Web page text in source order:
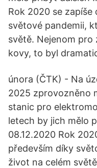
Rok 2020 se
světové pandemii,
světě. Nejenom
kovy, to byl
února (ČTK) - Na
2025 zprovozněno
stanic pro
letech by jich mělo
08.12.2020 Rok
především díky
život na celém